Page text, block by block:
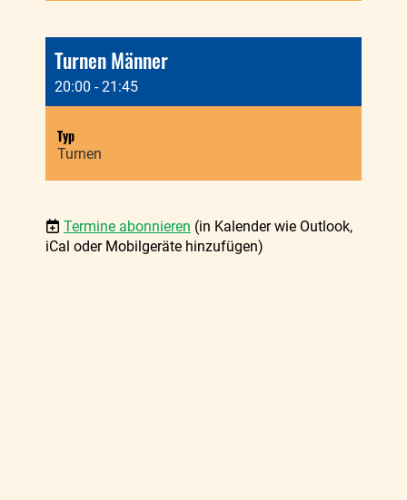
Turnen Männer
20:00 - 21:45
Typ
Turnen
Termine abonnieren (in Kalender wie Outlook,
iCal oder Mobilgeräte hinzufügen)